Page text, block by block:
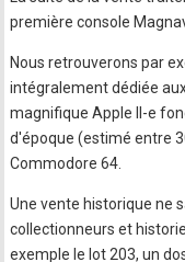
première console
Nous retrouverons par
intégralement dédiée
magnifique Apple II-e
d'époque (estimé entre
Commodore 64.
Une vente historique ne
collectionneurs et
exemple le lot 203, un